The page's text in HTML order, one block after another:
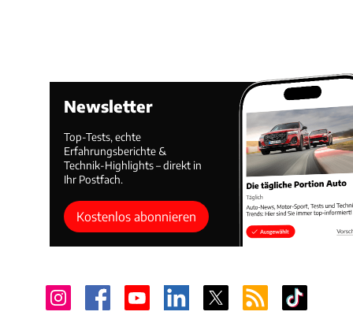
Newsletter
Top-Tests, echte
Erfahrungsberichte &
Technik-Highlights – direkt in
Ihr Postfach.
Kostenlos abonnieren